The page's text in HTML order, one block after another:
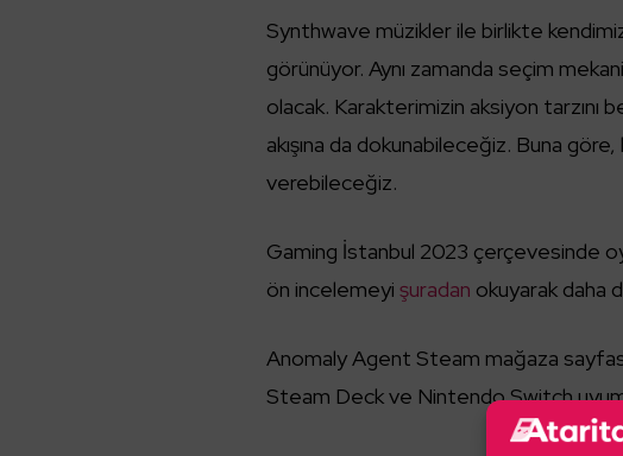
Synthwave müzikler ile birlikte
görünüyor. Aynı zamanda seçim
olacak. Karakterimizin aksiyon tarzını
akışına da dokunabileceğiz. Buna
verebileceğiz.
Gaming İstanbul 2023 çerçevesinde
ön incelemeyişuradan okuyarak daha
Anomaly Agent Steam mağaza
Steam Deck ve Nintendo Switch